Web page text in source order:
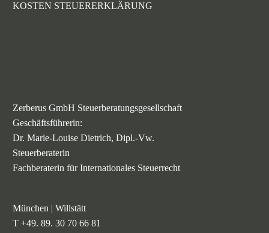
KOSTEN STEUERERKLÄRUNG
Zerberus GmbH Steuerberatungsgesellschaft
Geschäftsführerin:
Dr. Marie-Louise Dietrich, Dipl.-Vw.
Steuerberaterin
Fachberaterin für Internationales Steuerrecht
München | Willstätt
T +49. 89. 30 70 66 81